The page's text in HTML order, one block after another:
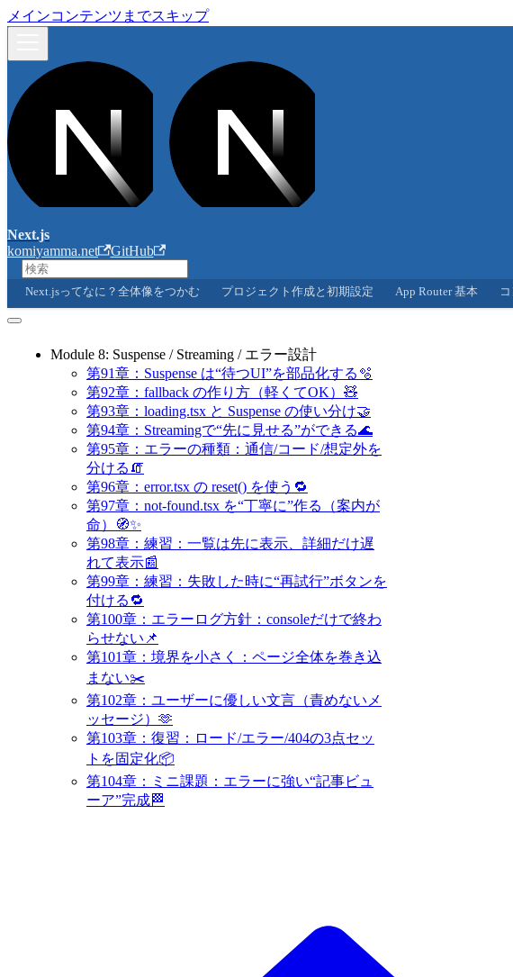
メインコンテンツまでスキップ
Next.js
komiyamma.net
GitHub
Next.jsってなに？全体像をつかむ プロジェクト作成と初期設定 App Router 基本
Module 8: Suspense / Streaming / エラー設計
第91章：Suspense は“待つUI”を部品化する🫧
第92章：fallback の作り方（軽くてOK）🧸
第93章：loading.tsx と Suspense の使い分け🤝
第94章：Streamingで“先に見せる”ができる🌊
第95章：エラーの種類：通信/コード/想定外を
分ける🧯
第96章：error.tsx の reset() を使う🔁
第97章：not-found.tsx を“丁寧に”作る（案内が
命）🧭✨
第98章：練習：一覧は先に表示、詳細だけ遅
れて表示📰
第99章：練習：失敗した時に“再試行”ボタンを
付ける🔁
第100章：エラーログ方針：consoleだけで終わ
らせない📌
第101章：境界を小さく：ページ全体を巻き込
まない✂️
第102章：ユーザーに優しい文言（責めないメ
ッセージ）🫶
第103章：復習：ロード/エラー/404の3点セッ
トを固定化📦
第104章：ミニ課題：エラーに強い“記事ビュ
ーア”完成🏁